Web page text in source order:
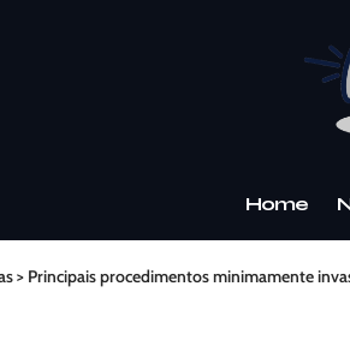
Home
> Principais procedimentos minimamente